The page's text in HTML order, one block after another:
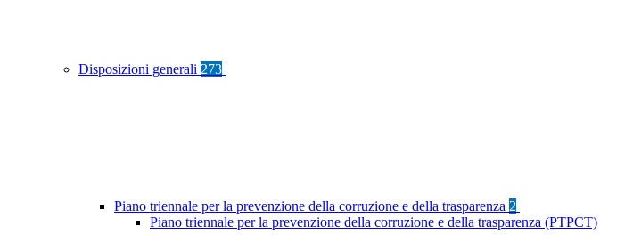
Disposizioni generali 273
Piano triennale per la prevenzione della corruzione e della trasparenza 2
Piano triennale per la prevenzione della corruzione e della trasparenza (PTPCT)